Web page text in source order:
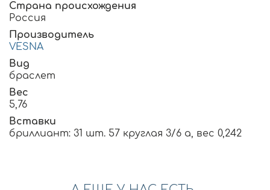
Страна происхождения
Россия
Производитель
VESNA
Вид
браслет
Вес
5,76
Вставки
бриллиант: 31 шт. 57 круглая 3/6 а, вес 0,242